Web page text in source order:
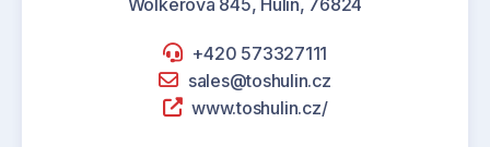
Wolkerova 845, Hulín, 76824
+420 573327111
sales@toshulin.cz
www.toshulin.cz/